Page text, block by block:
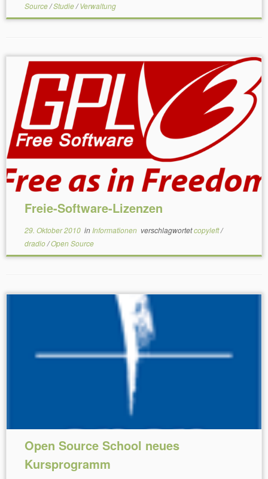
Source/Studie/Verwaltung
Freie-Software-Lizenzen
29. Oktober 2010in Informationen verschlagwortetcopyleft/
dradio/Open Source
Open Source School neues
Kursprogramm